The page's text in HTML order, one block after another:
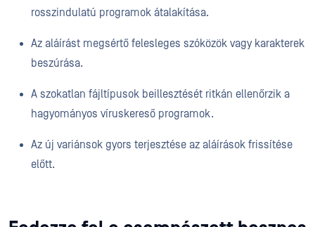
rosszindulatú programok átalakítása.
Az aláírást megsértő felesleges szóközök vagy karakterek
beszúrása.
A szokatlan fájltípusok beillesztését ritkán ellenőrzik a
hagyományos víruskereső programok.
Az új variánsok gyors terjesztése az aláírások frissítése
előtt.